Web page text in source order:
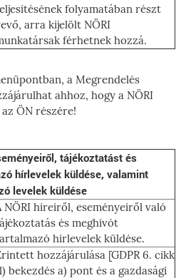
folyamatában részt
arra kijelölt NÖRI
férhetnek hozzá.
a Megrendelés
ahhoz, hogy a NÖRI
ÖN részére!
tájékoztatást és
hírlevelek küldése, valamint
levelek küldése
NÖRI híreiről, eseményeiről való
és meghívót
hírlevelek küldése.
hozzájárulása [GDPR 6. cikk
bekezdés a) pont és a gazdasági